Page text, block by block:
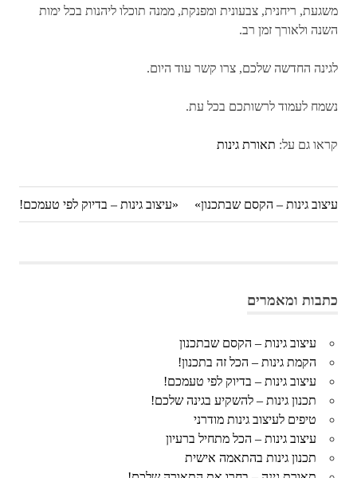
משגעת, ריחנית, צבעונית ומפנקת, ממנה תוכלו ליהנות בכל ימות
השנה ולאורך זמן רב.
לגינה החדשה שלכם, צרו קשר עוד היום.
נשמח לעמוד לרשותכם בכל עת.
קראו גם על: תאורת גינות
ניווט
Previous
Post:
עיצוב גינות – בדיוק לפי טעמכם!
Next
Post:
עיצוב גינות – הקסם שבתכנון
כתבות ומאמרים
עיצוב גינות – הקסם שבתכנון
הקמת גינות – הכל זה בתכנון!
עיצוב גינות – בדיוק לפי טעמכם!
תכנון גינות – להשקיע בגינה שלכם!
טיפים לעיצוב גינות מודרני
עיצוב גינות – הכל מתחיל ברעיון
תכנון גינות בהתאמה אישית